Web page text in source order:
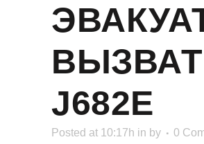
J682E
Posted at 10:17h in by
0